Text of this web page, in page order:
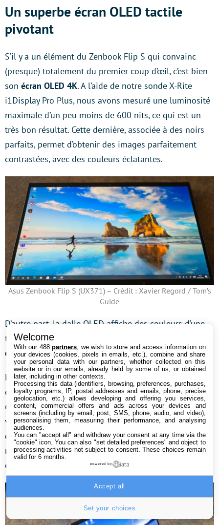
Un superbe écran OLED tactile
pivotant
S’il y a un élément du Zenbook Flip S qui convainc
(presque) totalement du premier coup d’œil, c’est bien
son écran OLED 4K. A l’aide de notre sonde X-Rite
i1Display Pro Plus, nous avons mesuré une luminosité
maximale d’un peu moins de 600 nits, ce qui est un
très bon résultat. Cette dernière, associée à des noirs
parfaits, permet d’obtenir des images parfaitement
contrastées, avec des couleurs éclatantes.
Asus Zenbook Flip S (UX371) – Crédit : Xavier Regord / Tom’s
Guide
D’autre part, la dalle OLED affiche des couleurs d’une
très grande fidélité. En effet, nous avons relevé un
delta E moyen de 2,1 !
Enfin, la température moyenne des couleurs s’avère
également très bonne, puisque la valeur mesurée – de
6398 K – n’est que très légèrement inférieure à la
valeur idéale de 6500 K. Il est toutefois possible
d’obtenir un affichage plus chaleureux (qui tire vers le
rouge) ou au contraire plus froid (qui tire vers le bleu),
en utilisant l’application MyAsus (voir plus bas).
Welcome
With our 488partners , we wish to store and access information on
your devices (cookies, pixels in emails, etc.), combine and share
your personal data with our partners, whether collected on this
website or in our emails, already held by some of us, or obtained
later, including in other contexts.
Processing this data (identifiers, browsing, preferences, purchases,
loyalty programs, IP, postal addresses and emails, phone, precise
geolocation, etc.) allows developing and offering you services,
content, commercial offers and ads across your devices and
screens (including by email, post, SMS, phone, audio, and video),
personalising them, measuring their performance, and analysing
audiences.
You can "accept all" and withdraw your consent at any time via the
"cookie" icon. You can also "set detailed preferences" and object to
processing activities not subject to consent. These choices remain
valid for 6 months.
powered by
Set your choices
Accept all